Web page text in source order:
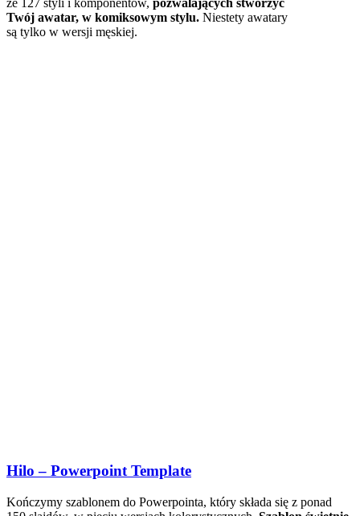
Twój awatar, w komiksowym stylu. Niestety awatary
są tylko w wersji męskiej.
Hilo – Powerpoint Template
Kończymy szablonem do Powerpointa, który składa się z ponad